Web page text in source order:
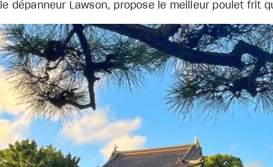
dépanneur Lawson, propose le meilleur poulet frit